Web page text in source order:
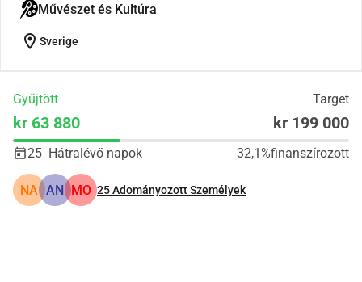
Művészet és Kultúra
location_on Sverige
Gyűjtött Target
kr 63 880 kr 199 000
25 Hátralévő napok 32,1%finanszírozott
NA AN MO 25Adományozott Személyek